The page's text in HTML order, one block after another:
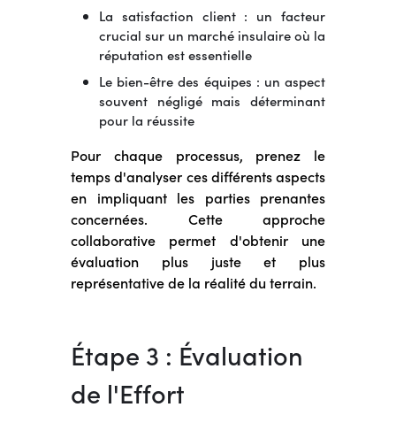
La satisfaction client : un facteur
crucial sur un marché insulaire où la
réputation est essentielle
Le bien-être des équipes : un aspect
souvent négligé mais déterminant
pour la réussite
Pour chaque processus, prenez le
temps d'analyser ces différents aspects
en impliquant les parties prenantes
concernées. Cette approche
collaborative permet d'obtenir une
évaluation plus juste et plus
représentative de la réalité du terrain.
Étape 3 : Évaluation
de l'Effort